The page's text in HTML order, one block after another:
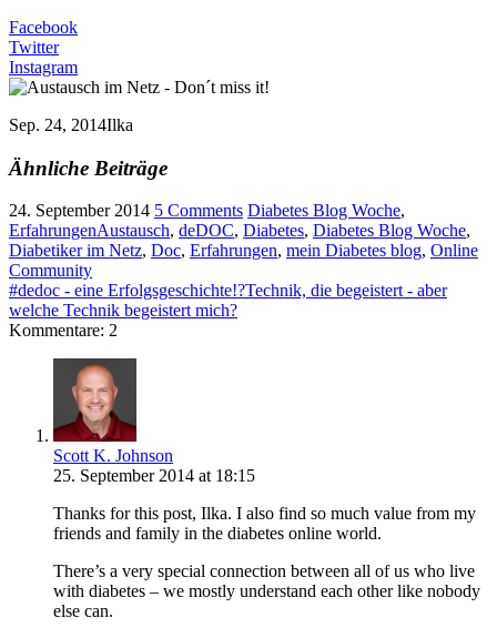
Facebook
Twitter
Instagram
Sep. 24, 2014Ilka
Ähnliche Beiträge
24. September 2014 5 Comments Diabetes Blog Woche,
ErfahrungenAustausch, deDOC, Diabetes, Diabetes Blog Woche,
Diabetiker im Netz, Doc, Erfahrungen, mein Diabetes blog, Online
Community
#dedoc - eine Erfolgsgeschichte!?Technik, die begeistert - aber
welche Technik begeistert mich?
Kommentare: 2
Scott K. Johnson
25. September 2014 at 18:15
Thanks for this post, Ilka. I also find so much value from my
friends and family in the diabetes online world.
There’s a very special connection between all of us who live
with diabetes – we mostly understand each other like nobody
else can.